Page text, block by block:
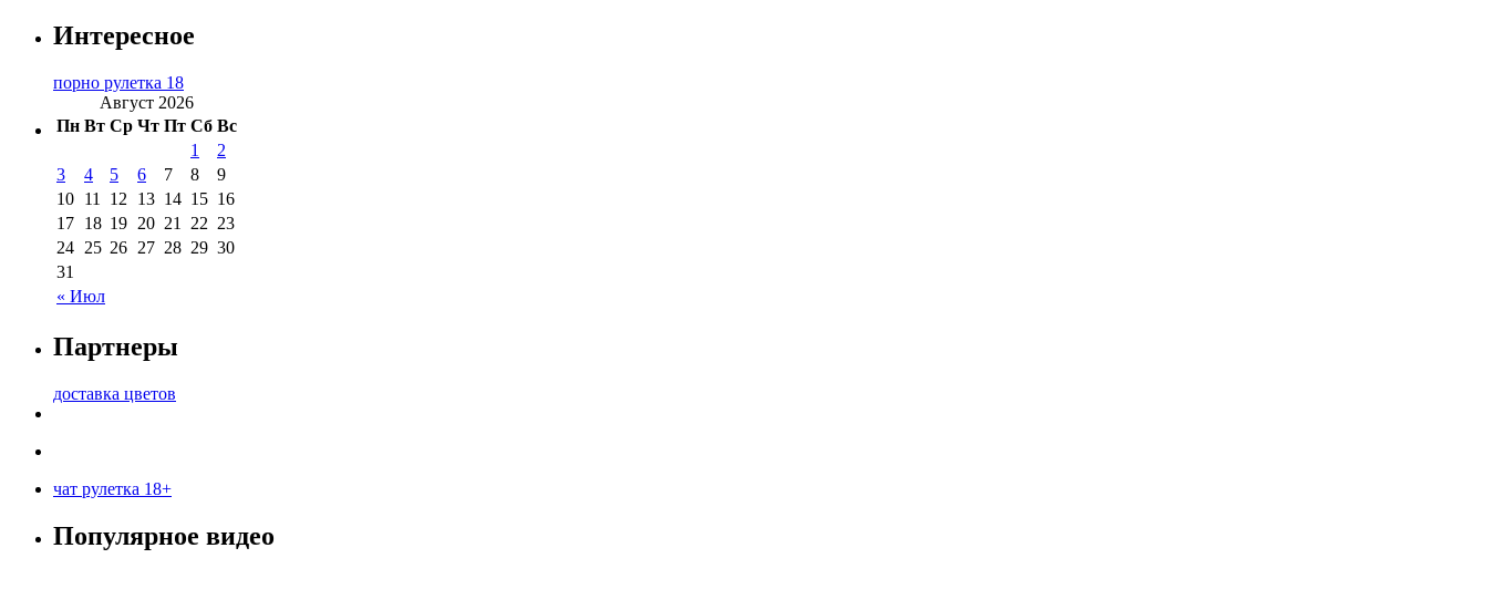
Интересное
порно рулетка 18
Август 2026
Пн Вт Ср Чт Пт Сб Вс
« Июл
1
2
3
4 5 6 7 8
9
10 11 12 13 14 15 16
17 18 19 20 21 22 23
24 25 26 27 28 29 30
31
Партнеры
доставка цветов
чат рулетка 18+
Популярное видео